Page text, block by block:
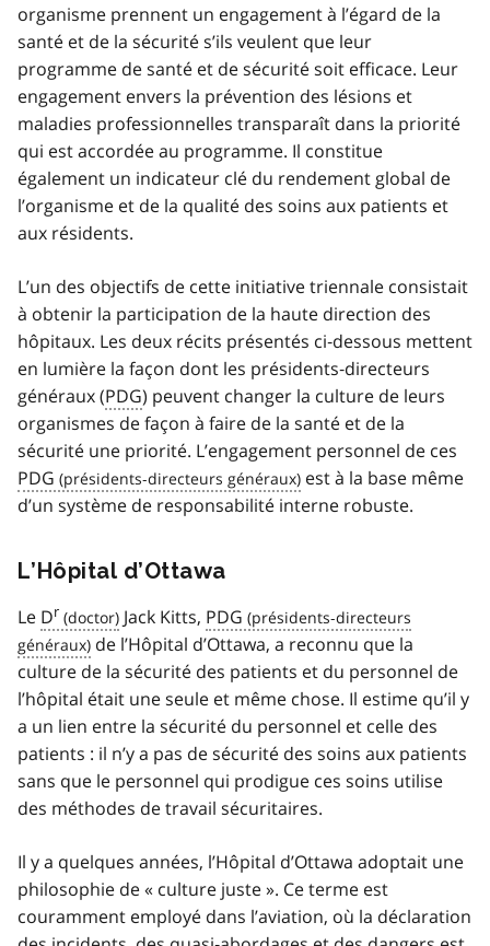
organisme prennent un engagement à l’égard de la
santé et de la sécurité s’ils veulent que leur
programme de santé et de sécurité soit efficace. Leur
engagement envers la prévention des lésions et
maladies professionnelles transparaît dans la priorité
qui est accordée au programme. Il constitue
également un indicateur clé du rendement global de
l’organisme et de la qualité des soins aux patients et
aux résidents.
L’un des objectifs de cette initiative triennale consistait
à obtenir la participation de la haute direction des
hôpitaux. Les deux récits présentés ci‑dessous mettent
en lumière la façon dont les présidents‑directeurs
généraux (PDG) peuvent changer la culture de leurs
organismes de façon à faire de la santé et de la
sécurité une priorité. L’engagement personnel de ces
PDG
est à la base même
d’un système de responsabilité interne robuste.
L’Hôpital d’Ottawa
Le Dr Jack Kitts, PDG
de l’Hôpital d’Ottawa, a reconnu que la
culture de la sécurité des patients et du personnel de
l’hôpital était une seule et même chose. Il estime qu’il y
a un lien entre la sécurité du personnel et celle des
patients : il n’y a pas de sécurité des soins aux patients
sans que le personnel qui prodigue ces soins utilise
des méthodes de travail sécuritaires.
Il y a quelques années, l’Hôpital d’Ottawa adoptait une
philosophie de « culture juste ». Ce terme est
couramment employé dans l’aviation, où la déclaration